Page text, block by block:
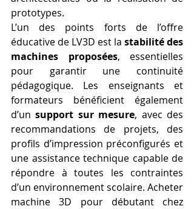
prototypes.
L’un des points forts de l’offre
éducative de LV3D est la stabilité des
machines proposées, essentielles
pour garantir une continuité
pédagogique. Les enseignants et
formateurs bénéficient également
d’un support sur mesure, avec des
recommandations de projets, des
profils d’impression préconfigurés et
une assistance technique capable de
répondre à toutes les contraintes
d’un environnement scolaire. Acheter
machine 3D pour débutant chez